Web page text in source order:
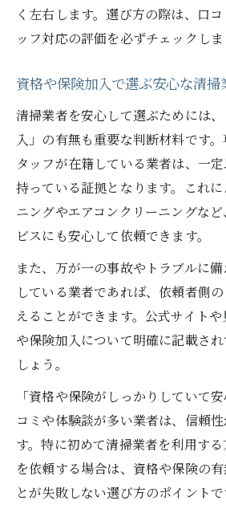
く左右します。選び方の際は、口
ッフ対応の評価を必ずチェックしま
資格や保険加入で選ぶ安心な清掃
清掃業者を安心して選ぶためには
入」の有無も重要な判断材料です
タッフが在籍している業者は、一
持っている証拠となります。これ
ニングやエアコンクリーニングな
ビスにも安心して依頼できます。
また、万が一の事故やトラブルに
している業者であれば、依頼者側
えることができます。公式サイト
や保険加入について明確に記載さ
しょう。
「資格や保険がしっかりしていて
コミや体験談が多い業者は、信頼
す。特に初めて清掃業者を利用す
を依頼する場合は、資格や保険の
とが失敗しない選び方のポイントで